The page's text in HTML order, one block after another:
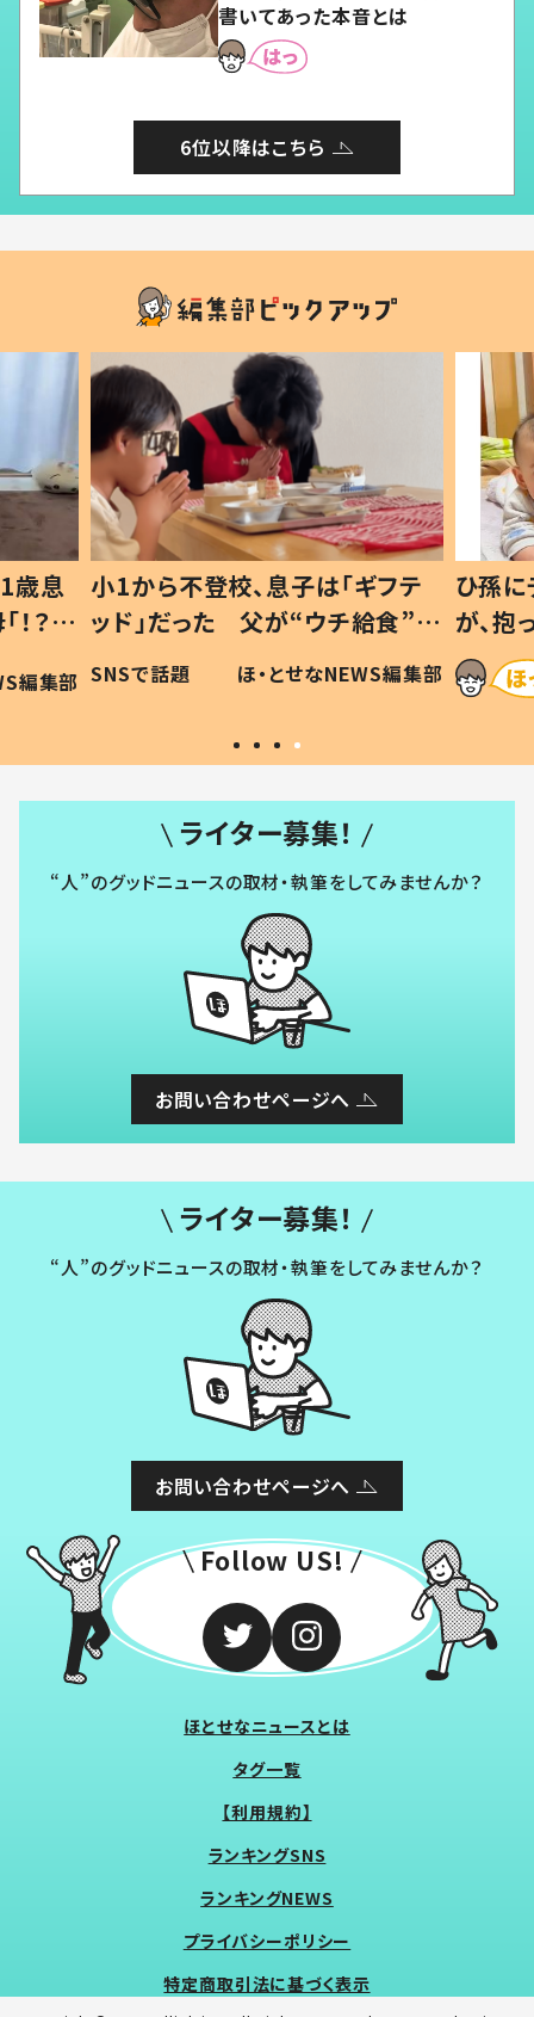
書いてあった本音とは
6位以降はこちら
歳息
？」
編集部
小1から不登校、息子は「ギフテ
ッド」だった 父が“ウチ給食”を
作り続ける理由とは #令和の親
#令和の子
SNSで話題 ほ・とせなNEWS編集部
ひ孫
が、
「涙が
い」
ライター募集！
“人”のグッドニュースの取材・執筆をしてみませんか？
お問い合わせページへ
ライター募集！
“人”のグッドニュースの取材・執筆をしてみませんか？
お問い合わせページへ
Follow US!
ほとせなニュースとは
タグ一覧
【利用規約】
ランキングSNS
ランキングNEWS
プライバシーポリシー
特定商取引法に基づく表示